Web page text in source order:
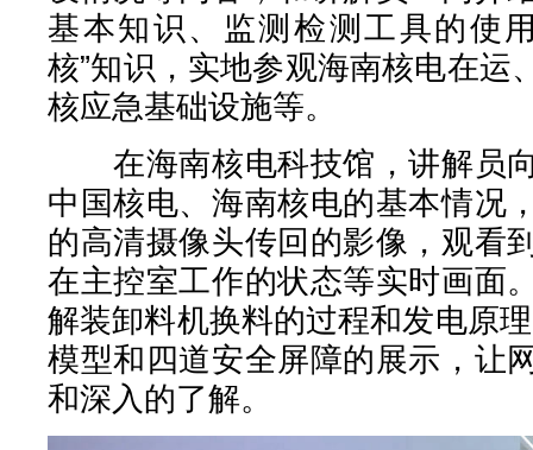
基本知识、监测检测工具的使
核”知识，实地参观海南核电在运
核应急基础设施等。
在海南核电科技馆，讲解员
中国核电、海南核电的基本情况
的高清摄像头传回的影像，观看
在主控室工作的状态等实时画面
解装卸料机换料的过程和发电原
模型和四道安全屏障的展示，让
和深入的了解。